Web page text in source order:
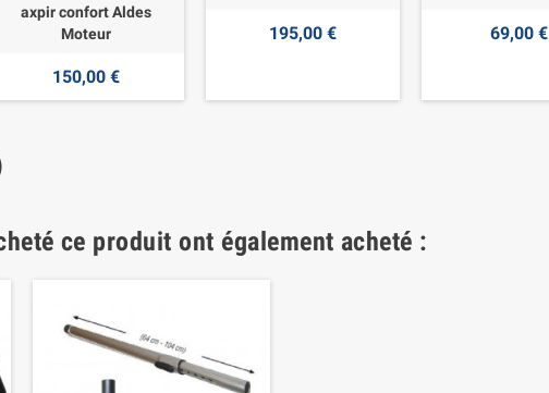
axpir confort Aldes
Moteur
150,00 €
195,00 € 69,00 €
ce produit ont également acheté :